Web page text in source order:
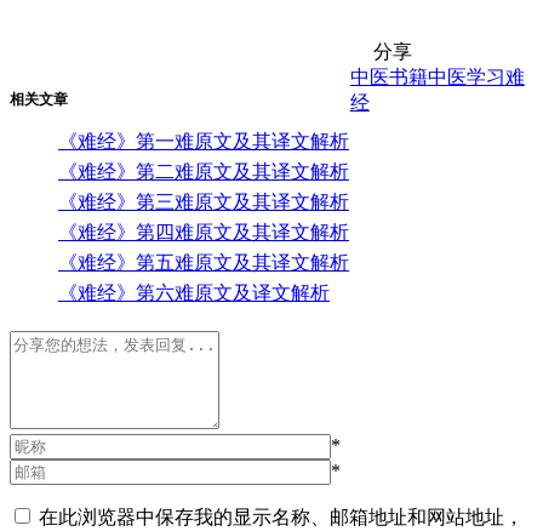
分享
相关文章
《难经》第一难原文及其译文解析
《难经》第二难原文及其译文解析
《难经》第三难原文及其译文解析
《难经》第四难原文及其译文解析
《难经》第五难原文及其译文解析
《难经》第六难原文及译文解析
中医书籍中医学习难
经
*
*
在此浏览器中保存我的显示名称、邮箱地址和网站地址，